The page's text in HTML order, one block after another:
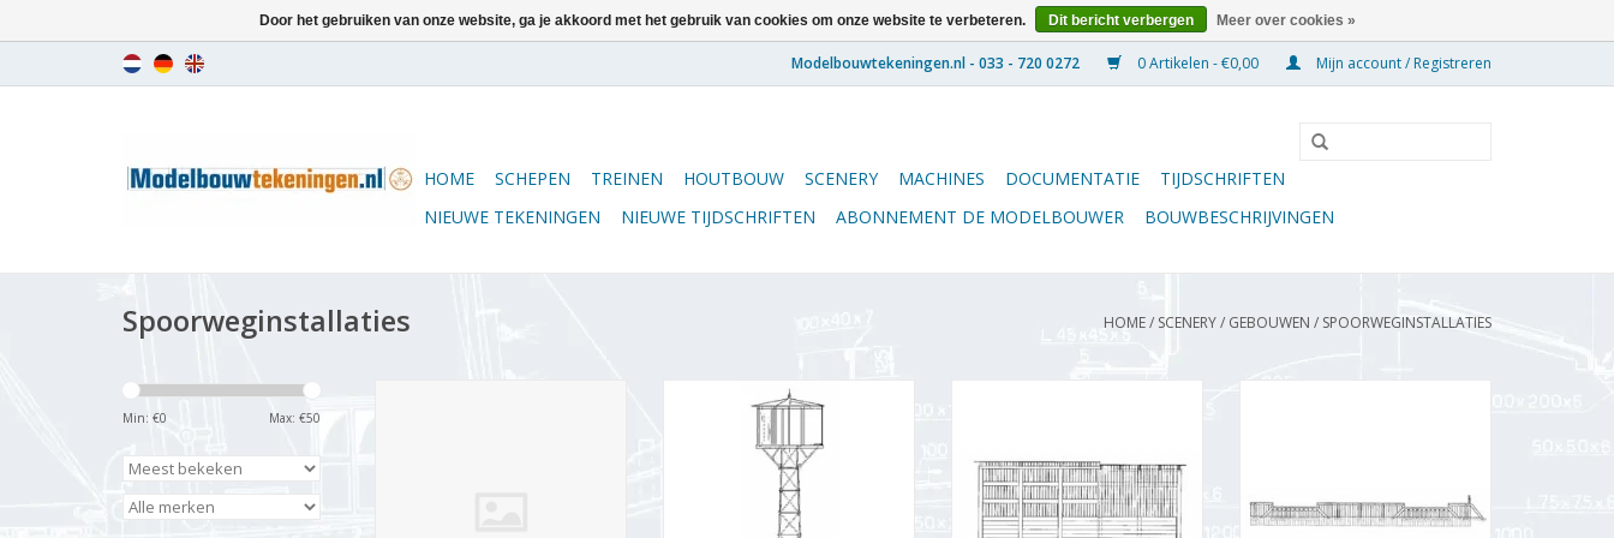
0 Artikelen - €0,00 Mijn account / Registreren
HOME SCHEPEN TREINEN HOUTBOUW SCENERY MACHINES DOCUMENTATIE
TIJDSCHRIFTEN
NIEUWE TEKENINGEN
NIEUWE TIJDSCHRIFTEN ABONNEMENT DE MODELBOUWER BOUWBESCHRIJVINGEN
Spoorweginstallaties HOME/ SCENERY/ GEBOUWEN / SPOORWEGINSTALLATIES
Min: €0 Max: €50
MBT Waterreservoir Elburg
Zuiderzeetramweg -
Bouwtekening Schaal 1 : 45
(30.02.011)
TOEVOEGEN AAN WINKELWAGEN
(30.02.009)
TOEVOEGEN AAN WINKELWAGEN
TOEVOEGEN AAN WINKELWAGEN
Door het gebruiken van onze website, ga je akkoord met het gebruik van cookies om onze website te verbeteren. Dit bericht verbergen Meer over cookies »